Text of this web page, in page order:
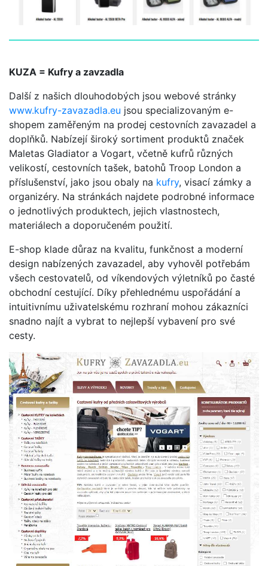
KUZA = Kufry a zavzadla
Další z našich dlouhodobých jsou webové stránky
www.kufry-zavazadla.eu jsou specializovaným e-
shopem zaměřeným na prodej cestovních zavazadel a
doplňků. Nabízejí široký sortiment produktů značek
Maletas Gladiator a Vogart, včetně kufrů různých
velikostí, cestovních tašek, batohů Troop London a
příslušenství, jako jsou obaly na kufry, visací zámky a
organizéry. Na stránkách najdete podrobné informace
o jednotlivých produktech, jejich vlastnostech,
materiálech a doporučeném použití.
E-shop klade důraz na kvalitu, funkčnost a moderní
design nabízených zavazadel, aby vyhověl potřebám
všech cestovatelů, od víkendových výletníků po časté
obchodní cestující. Díky přehlednému uspořádání a
intuitivnímu uživatelskému rozhraní mohou zákazníci
snadno najít a vybrat to nejlepší vybavení pro své
cesty.